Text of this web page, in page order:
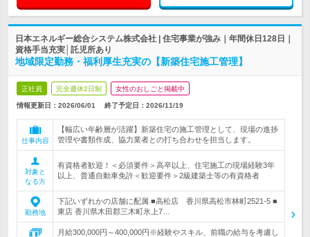
日本エネルギー総合システム株式会社 | 住宅事業が強み｜年間休日128日｜
資格手当充実│託児所あり
地域限定勤務・福利厚生充実の【新築住宅施工管理】
正社員 完全週休2日制 女性のおしごと掲載中
情報更新日：2026/06/01 終了予定日： 2026/11/19
仕事内容
【幅広い年齢層が活躍】新築住宅の施工管理として、現場の進捗
管理や書類作成、協力業者との打ち合わせを担当します。
対象と
なる方
有資格者歓迎！＜必須要件＞高卒以上、住宅施工の現場経験3年
以上、普通自動車免許＜歓迎要件＞2級建築士等の有資格者
勤務地
下記いずれかの店舗に配属 ■高松店 香川県高松市林町2521-5 ■
東店 香川県木田郡三木町氷上7…
月給300,000円～400,000円※経験やスキル、前職の給与を考慮し